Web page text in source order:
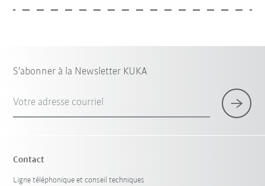
S'abonner à la Newsletter KUKA
Votre adresse courriel
Contact
Ligne téléphonique et conseil techniques